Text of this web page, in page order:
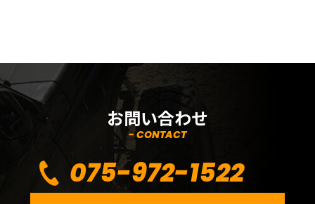
お問い合わせ
- CONTACT
075-972-1522